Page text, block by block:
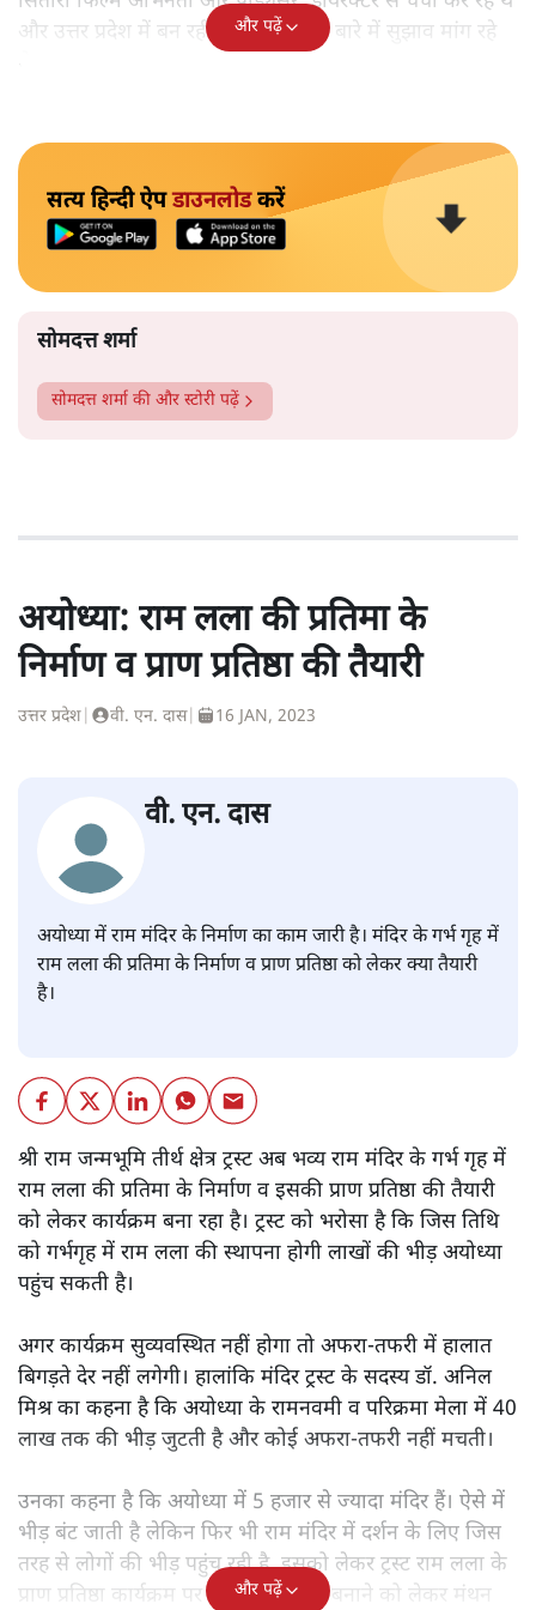
और उत्तर प्रदेश में बन रही फिल्म सिटी के बारे में सुझाव मांग रहे
और पढ़ें
सत्य हिन्दी ऐपडाउनलोडकरें
सोमदत्त शर्मा
सोमदत्त शर्मा की और स्टोरी पढ़ें
अयोध्या: राम लला की प्रतिमा के
निर्माण व प्राण प्रतिष्ठा की तैयारी
उत्तर प्रदेश वी. एन. दास| 16 JAN, 2023
वी. एन. दास
अयोध्या में राम मंदिर के निर्माण का काम जारी है। मंदिर के गर्भ गृह में
राम लला की प्रतिमा के निर्माण व प्राण प्रतिष्ठा को लेकर क्या तैयारी
है।
श्री राम जन्‍मभूमि तीर्थ क्षेत्र ट्रस्‍ट अब भव्य राम मंदिर के गर्भ गृह में
को लेकर कार्यक्रम बना रहा है। ट्रस्ट को भरोसा है कि जिस तिथि
को गर्भगृह में राम लला की स्थापना होगी लाखों की भीड़ अयोध्या
पहुंच सकती है।